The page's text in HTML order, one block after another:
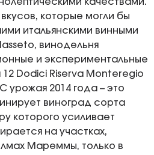
которые могли бы
итальянскими винными
винодельня
и экспериментальные
Dodici Riserva Monteregio
урожая 2014 года – это
виноград сорта
которого усиливает
на участках,
Мареммы, только в